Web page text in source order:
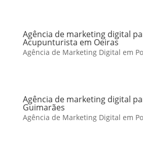
Agência de marketing digital
Acupunturista em Oeiras
Agência de Marketing Digital em
Agência de marketing digital
Guimarães
Agência de Marketing Digital em